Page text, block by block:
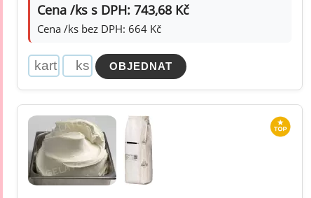
Cena /ks s DPH: 743,68 Kč
Cena /ks bez DPH: 664 Kč